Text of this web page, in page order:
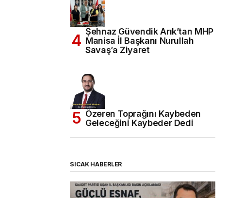
Şehnaz Güvendik Arık’tan MHP
Manisa İl Başkanı Nurullah
Savaş’a Ziyaret
Özeren Toprağını Kaybeden
Geleceğini Kaybeder Dedi
SICAK HABERLER